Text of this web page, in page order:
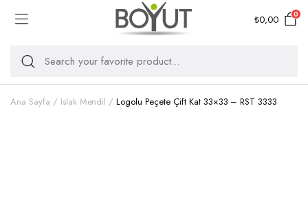
₺0,00 0
Ana Sayfa Islak Mendil Logolu Peçete Çift Kat 33×33 – RST 3333